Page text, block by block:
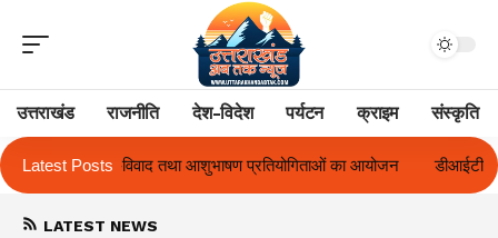
उत्तराखंड राजनीति देश-विदेश पर्यटन क्राइम संस्कृति
Latest Posts
प्रतियोगिताओं का आयोजन डीआईटी विश्वविद्यालय ने दो दिवसीय ‘दीक्षारंभ
LATEST NEWS